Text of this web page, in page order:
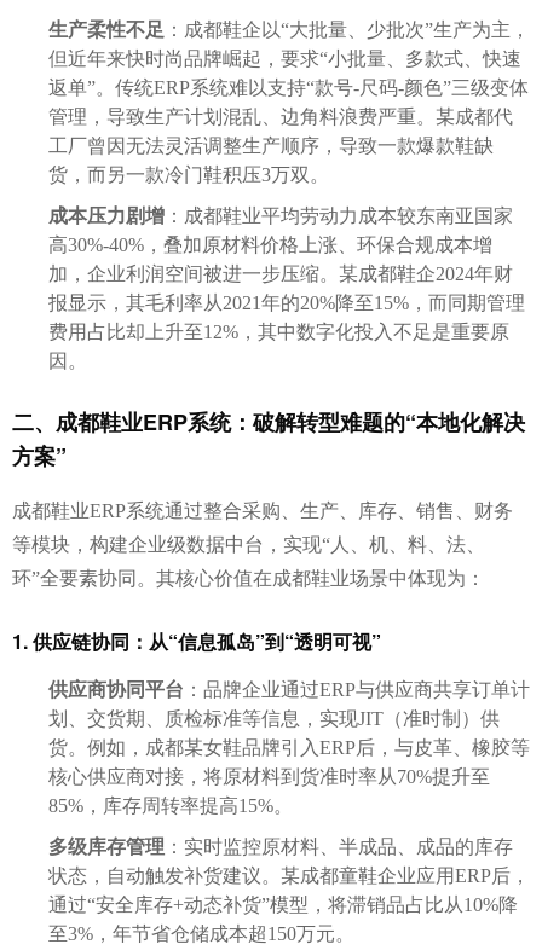
生产柔性不足 ：成都鞋企以“大批量、少批次”生产为主，
但近年来快时尚品牌崛起，要求“小批量、多款式、快速
返单”。传统ERP系统难以支持“款号-尺码-颜色”三级变体
管理，导致生产计划混乱、边角料浪费严重。某成都代
工厂曾因无法灵活调整生产顺序，导致一款爆款鞋缺
货，而另一款冷门鞋积压3万双。
成本压力剧增 ：成都鞋业平均劳动力成本较东南亚国家
高30%-40%，叠加原材料价格上涨、环保合规成本增
加，企业利润空间被进一步压缩。某成都鞋企2024年财
报显示，其毛利率从2021年的20%降至15%，而同期管理
费用占比却上升至12%，其中数字化投入不足是重要原
因。
二、成都鞋业ERP系统：破解转型难题的“本地化解决
方案”
成都鞋业ERP系统通过整合采购、生产、库存、销售、财务
等模块，构建企业级数据中台，实现“人、机、料、法、
环”全要素协同。其核心价值在成都鞋业场景中体现为：
1. 供应链协同：从“信息孤岛”到“透明可视”
供应商协同平台 ：品牌企业通过ERP与供应商共享订单计
划、交货期、质检标准等信息，实现JIT（准时制）供
货。例如，成都某女鞋品牌引入ERP后，与皮革、橡胶等
核心供应商对接，将原材料到货准时率从70%提升至
85%，库存周转率提高15%。
多级库存管理 ：实时监控原材料、半成品、成品的库存
状态，自动触发补货建议。某成都童鞋企业应用ERP后，
通过“安全库存+动态补货”模型，将滞销品占比从10%降
至3%，年节省仓储成本超150万元。